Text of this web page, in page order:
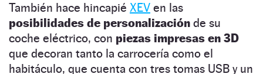
También hace hincapié XEV en las
posibilidades de personalización de su
coche eléctrico, con piezas impresas en 3D
que decoran tanto la carrocería como el
habitáculo, que cuenta con tres tomas USB y un